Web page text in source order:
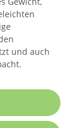
und auch